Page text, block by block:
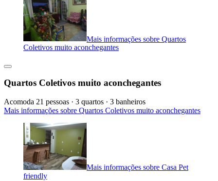
Mais informações sobre Quartos
Coletivos muito aconchegantes
Quartos Coletivos muito aconchegantes
Acomoda 21 pessoas · 3 quartos · 3 banheiros
Mais informações sobre Quartos Coletivos muito aconchegantes
Mais informações sobre Casa Pet
friendly